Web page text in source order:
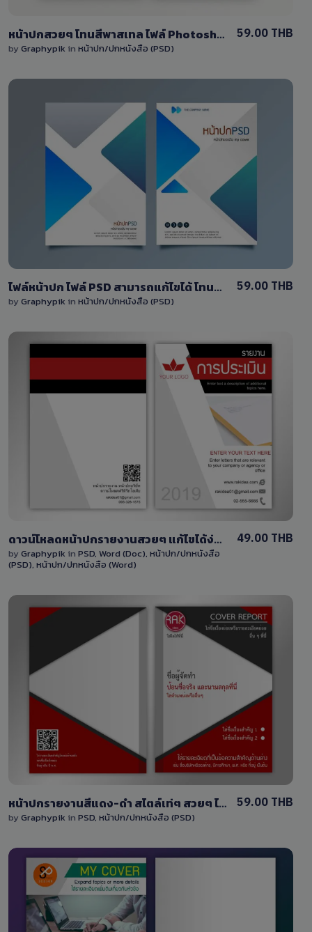
หน้าปกสวยๆ โทนสีพาสเทล ไฟล์ Photoshop แก้ไขได้
by Graphypik in หน้าปก/ปกหนังสือ (PSD)
59.00 THB
0 Sale
ไฟล์หน้าปก ไฟล์ PSD สามารถแก้ไขได้ โทนสีน้ำเงิน
by Graphypik in หน้าปก/ปกหนังสือ (PSD)
59.00 THB
ดาวน์โหลดหน้าปกรายงานสวยๆ แก้ไขได้ง่าย ด้วยไฟล์ Word และ PSD พร้อมภาพพื้นหลัง
by Graphypik in PSD, Word (Doc), หน้าปก/ปกหนังสือ
(PSD), หน้าปก/ปกหนังสือ (Word)
49.00 THB
View Details
หน้าปกรายงานสีแดง-ดำ สไตล์เท่ๆ สวยๆ ไฟล์ PSD สามารถแก้ไขได้ง่าย
by Graphypik in PSD, หน้าปก/ปกหนังสือ (PSD)
59.00 THB
View Details